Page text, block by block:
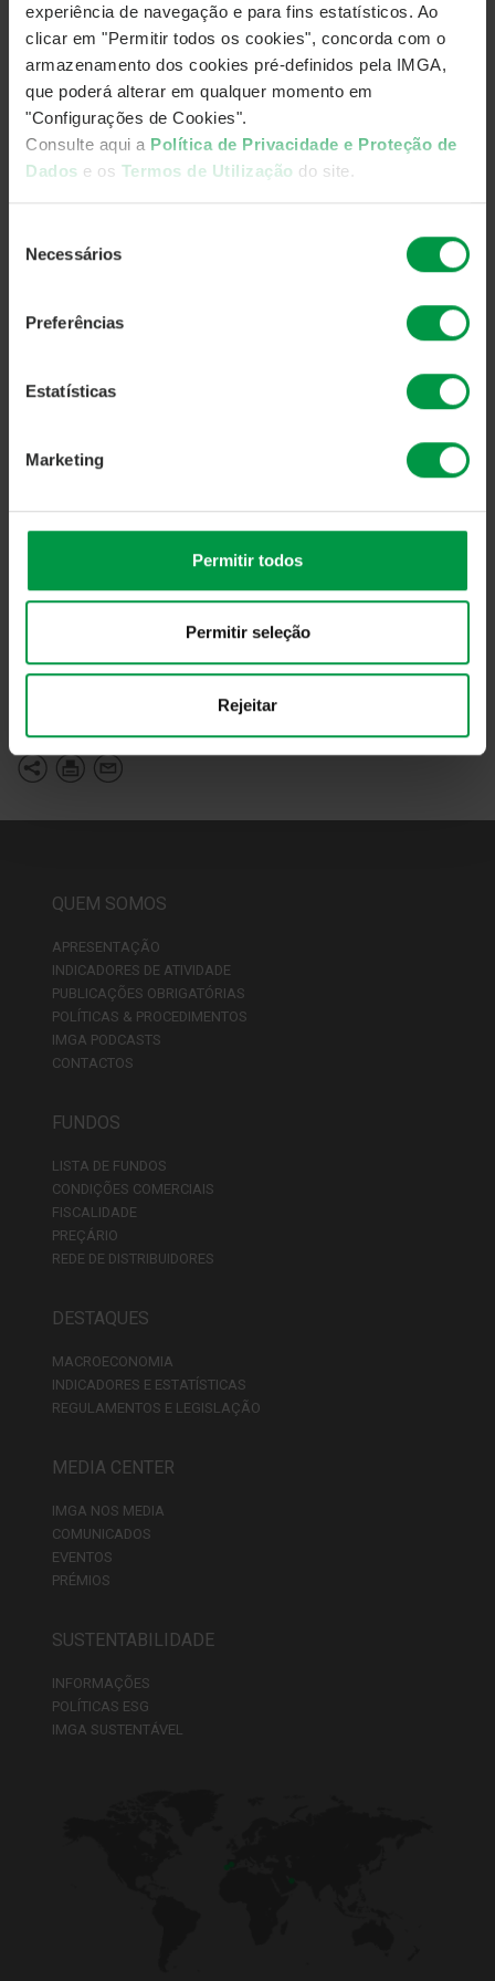
experiência de navegação e para fins estatísticos. Ao
clicar em "Permitir todos os cookies", concorda com o
armazenamento dos cookies pré-definidos pela IMGA,
que poderá alterar em qualquer momento em
"Configurações de Cookies".
Consulte aqui a Política de Privacidade e Proteção de
Dados e os Termos de Utilização do site.
Necessários
Preferências
Estatísticas
Marketing
Permitir todos
Permitir seleção
Rejeitar
Equity e Venture Capital que já conta com 3 fundos
constituídos e com um fundo em fase de comercialização,
o Futurum Tech, Fundo de Venture Capital Fechado, que terá
a participação do Banco Português de Fomento e que prevê
captar um total de € 50 milhões.
No final do evento, Emanuel Silva aproveitou o momento
para agradecer a toda a Equipa da IMGA e a todos os
investidores e distribuidores pela preferência pelos
Direção Comercial & Marketing
QUEM SOMOS
APRESENTAÇÃO
INDICADORES DE ATIVIDADE
PUBLICAÇÕES OBRIGATÓRIAS
POLÍTICAS & PROCEDIMENTOS
IMGA PODCASTS
CONTACTOS
FUNDOS
LISTA DE FUNDOS
CONDIÇÕES COMERCIAIS
FISCALIDADE
PREÇÁRIO
REDE DE DISTRIBUIDORES
DESTAQUES
MACROECONOMIA
INDICADORES E ESTATÍSTICAS
REGULAMENTOS E LEGISLAÇÃO
MEDIA CENTER
IMGA NOS MEDIA
COMUNICADOS
EVENTOS
PRÉMIOS
SUSTENTABILIDADE
INFORMAÇÕES
POLÍTICAS ESG
IMGA SUSTENTÁVEL